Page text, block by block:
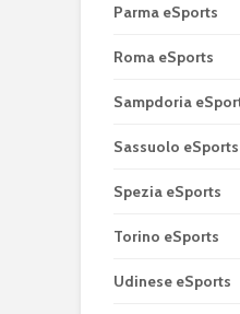
Parma eSports
Roma eSports
Sampdoria
Sassuolo eSports
Spezia eSports
Torino eSports
Udinese eSports